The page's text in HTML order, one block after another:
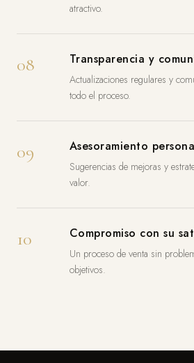
atractivo.
08 Transparencia y
Actualizaciones regulares y
todo el proceso.
09 Asesoramiento
Sugerencias de mejoras y
valor.
10 Compromiso con su
Un proceso de venta sin
objetivos.